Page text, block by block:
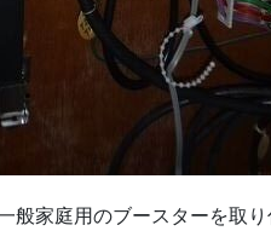
般家庭用のブースターを取り